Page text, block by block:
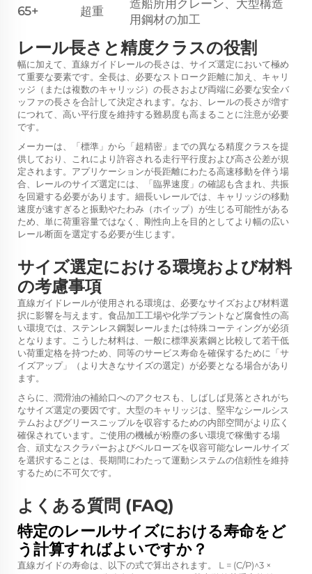
65+ 超重
造船所用クレーン、大型構造
用鋼材の加工
レール長さと精度クラスの役割
幅に加えて、直線ガイドレールの長さは、サイズ選定において極め
て重要な要素です。全長は、必要なストローク距離に加え、キャリ
ッジ（または複数のキャリッジ）の長さおよび両端に必要な安全バ
ッファの長さを合計して決定されます。なお、レールの長さが増す
につれて、高い平行度を維持する難易度も高まることに注意が必要
です。
メーカーは、「標準」から「超精密」までの異なる精度クラスを提
供しており、これにより許容される走行平行度および高さ公差が規
定されます。アプリケーションが長距離にわたる高速移動を伴う場
合、レールのサイズ選定には、「臨界速度」の確認も含まれ、共振
を回避する必要があります。細長いレールでは、キャリッジの移動
速度が速すぎると振動やたわみ（ホイップ）が生じる可能性がある
ため、単に荷重容量ではなく、剛性向上を目的としてより幅の広い
レール断面を選定する必要が生じます。
サイズ選定における環境および材料
の考慮事項
直線ガイドレールが使用される環境は、必要なサイズおよび材料選
択に影響を与えます。食品加工工場や化学プラントなど腐食性の高
い環境では、ステンレス鋼製レールまたは特殊コーティングが必須
となります。こうした材料は、一般に標準炭素鋼と比較して若干低
い荷重定格を持つため、同等のサービス寿命を確保するために「サ
イズアップ」（より大きなサイズの選定）が必要となる場合があり
ます。
さらに、潤滑油の補給口へのアクセスも、しばしば見落とされがち
なサイズ選定の要因です。大型のキャリッジは、堅牢なシールシス
テムおよびグリースニップルを収容するための内部空間がより広く
確保されています。ご使用の機械が粉塵の多い環境で稼働する場
合、頑丈なスクラパーおよびベルローズを収容可能なレールサイズ
を選択することは、長期間にわたって運動システムの信頼性を維持
するために不可欠です。
よくある質問 (FAQ)
特定のレールサイズにおける寿命をど
う計算すればよいですか？
直線ガイドの寿命は、以下の式で算出されます。 L = (C/P)^3 ×